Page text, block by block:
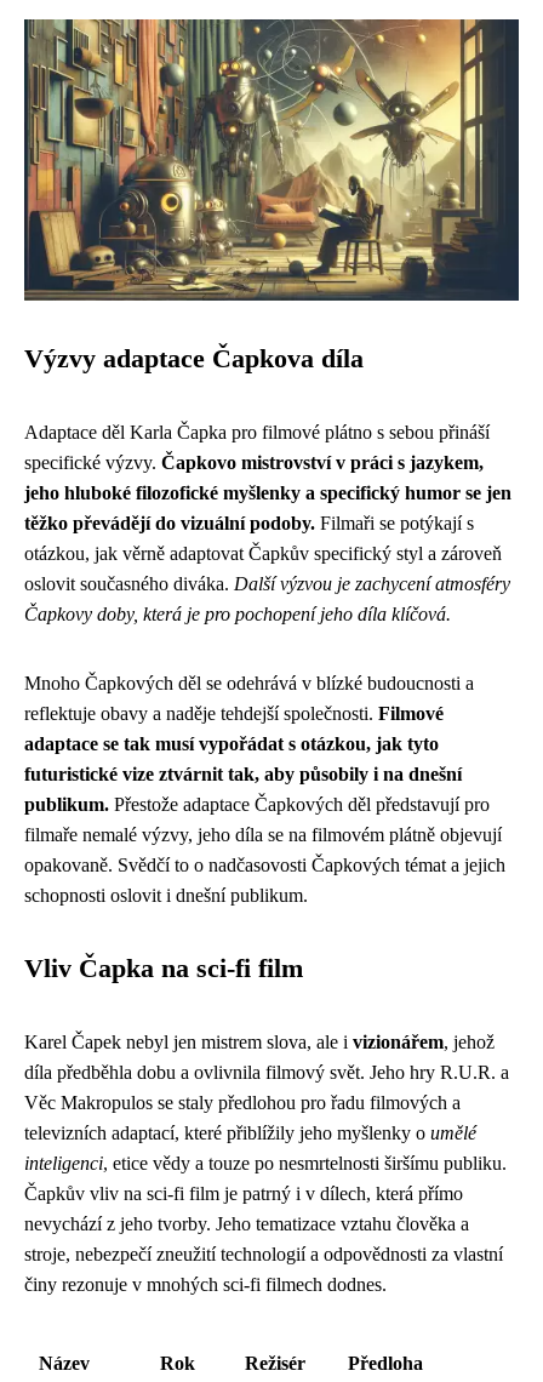
Výzvy adaptace Čapkova díla
Adaptace děl Karla Čapka pro filmové plátno s sebou přináší
specifické výzvy. Čapkovo mistrovství v práci s jazykem,
jeho hluboké filozofické myšlenky a specifický humor se jen
těžko převádějí do vizuální podoby. Filmaři se potýkají s
otázkou, jak věrně adaptovat Čapkův specifický styl a zároveň
oslovit současného diváka. Další výzvou je zachycení atmosféry
Čapkovy doby, která je pro pochopení jeho díla klíčová.
Mnoho Čapkových děl se odehrává v blízké budoucnosti a
reflektuje obavy a naděje tehdejší společnosti. Filmové
adaptace se tak musí vypořádat s otázkou, jak tyto
futuristické vize ztvárnit tak, aby působily i na dnešní
publikum. Přestože adaptace Čapkových děl představují pro
filmaře nemalé výzvy, jeho díla se na filmovém plátně objevují
opakovaně. Svědčí to o nadčasovosti Čapkových témat a jejich
schopnosti oslovit i dnešní publikum.
Vliv Čapka na sci-fi film
Karel Čapek nebyl jen mistrem slova, ale i vizionářem, jehož
díla předběhla dobu a ovlivnila filmový svět. Jeho hry R.U.R. a
Věc Makropulos se staly předlohou pro řadu filmových a
televizních adaptací, které přiblížily jeho myšlenky o umělé
inteligenci, etice vědy a touze po nesmrtelnosti širšímu publiku.
Čapkův vliv na sci-fi film je patrný i v dílech, která přímo
nevychází z jeho tvorby. Jeho tematizace vztahu člověka a
stroje, nebezpečí zneužití technologií a odpovědnosti za vlastní
činy rezonuje v mnohých sci-fi filmech dodnes.
Název
Rok
Režisér Předloha